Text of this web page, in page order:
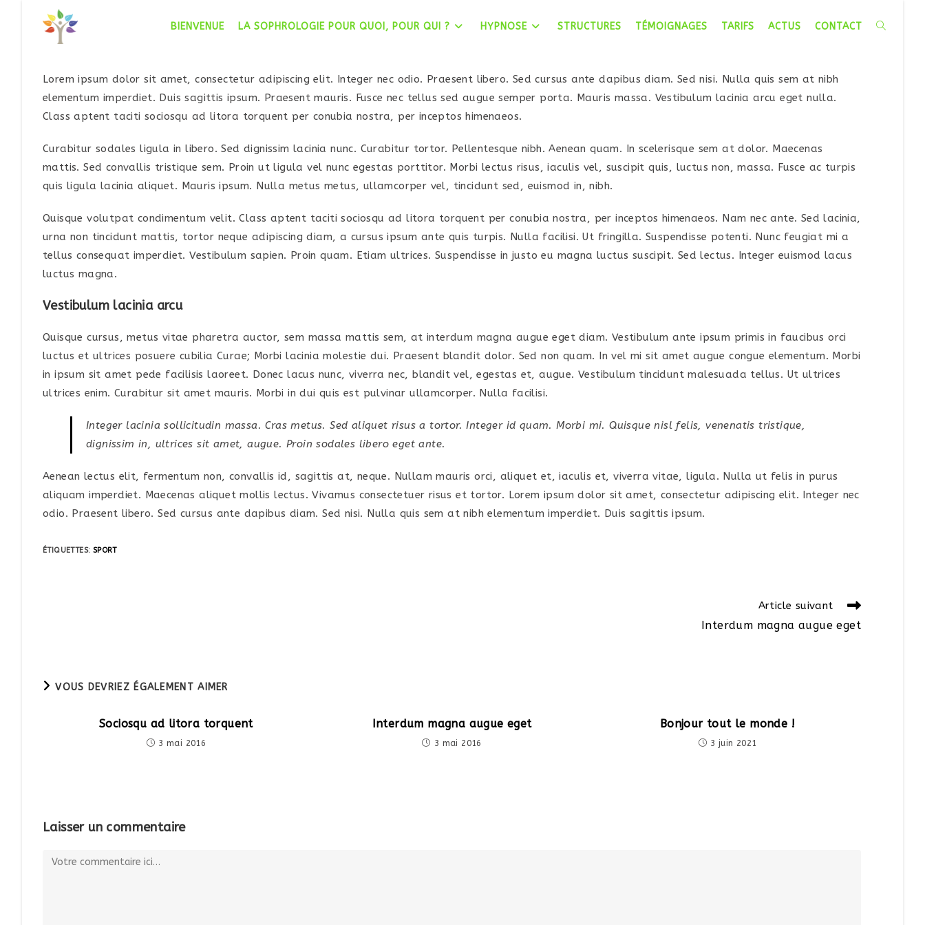
BIENVENUE LA SOPHROLOGIE POUR QUOI, POUR QUI ? HYPNOSE STRUCTURES TÉMOIGNAGES TARIFS ACTUS CONTACT TOGGLE
Lorem ipsum dolor sit amet, consectetur adipiscing elit. Integer nec odio. Praesent libero. Sed cursus ante dapibus diam. Sed nisi. Nulla quis sem at nibh
elementum imperdiet. Duis sagittis ipsum. Praesent mauris. Fusce nec tellus sed augue semper porta. Mauris massa. Vestibulum lacinia arcu eget nulla.
Class aptent taciti sociosqu ad litora torquent per conubia nostra, per inceptos himenaeos.
Curabitur sodales ligula in libero. Sed dignissim lacinia nunc. Curabitur tortor. Pellentesque nibh. Aenean quam. In scelerisque sem at dolor. Maecenas
mattis. Sed convallis tristique sem. Proin ut ligula vel nunc egestas porttitor. Morbi lectus risus, iaculis vel, suscipit quis, luctus non, massa. Fusce ac turpis
quis ligula lacinia aliquet. Mauris ipsum. Nulla metus metus, ullamcorper vel, tincidunt sed, euismod in, nibh.
Quisque volutpat condimentum velit. Class aptent taciti sociosqu ad litora torquent per conubia nostra, per inceptos himenaeos. Nam nec ante. Sed lacinia,
urna non tincidunt mattis, tortor neque adipiscing diam, a cursus ipsum ante quis turpis. Nulla facilisi. Ut fringilla. Suspendisse potenti. Nunc feugiat mi a
tellus consequat imperdiet. Vestibulum sapien. Proin quam. Etiam ultrices. Suspendisse in justo eu magna luctus suscipit. Sed lectus. Integer euismod lacus
luctus magna.
Vestibulum lacinia arcu
Quisque cursus, metus vitae pharetra auctor, sem massa mattis sem, at interdum magna augue eget diam. Vestibulum ante ipsum primis in faucibus orci
luctus et ultrices posuere cubilia Curae; Morbi lacinia molestie dui. Praesent blandit dolor. Sed non quam. In vel mi sit amet augue congue elementum. Morbi
in ipsum sit amet pede facilisis laoreet. Donec lacus nunc, viverra nec, blandit vel, egestas et, augue. Vestibulum tincidunt malesuada tellus. Ut ultrices
ultrices enim. Curabitur sit amet mauris. Morbi in dui quis est pulvinar ullamcorper. Nulla facilisi.
Integer lacinia sollicitudin massa. Cras metus. Sed aliquet risus a tortor. Integer id quam. Morbi mi. Quisque nisl felis, venenatis tristique,
dignissim in, ultrices sit amet, augue. Proin sodales libero eget ante.
Aenean lectus elit, fermentum non, convallis id, sagittis at, neque. Nullam mauris orci, aliquet et, iaculis et, viverra vitae, ligula. Nulla ut felis in purus
aliquam imperdiet. Maecenas aliquet mollis lectus. Vivamus consectetuer risus et tortor. Lorem ipsum dolor sit amet, consectetur adipiscing elit. Integer nec
odio. Praesent libero. Sed cursus ante dapibus diam. Sed nisi. Nulla quis sem at nibh elementum imperdiet. Duis sagittis ipsum.
ÉTIQUETTES: SPORT
Article suivant
Interdum magna augue eget
VOUS DEVRIEZ ÉGALEMENT AIMER
Sociosqu ad litora torquent
3 mai 2016
Interdum magna augue eget
3 mai 2016
Bonjour tout le monde !
3 juin 2021
Laisser un commentaire
Comment